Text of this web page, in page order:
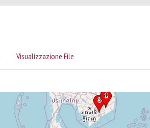
Visualizzazione File